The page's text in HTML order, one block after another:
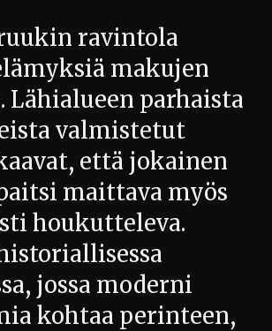
ravintola
makujen
Lähialueen parhaista
valmistetut
että jokainen
maittava myös
houkutteleva.
jossa moderni
kohtaa perinteen,